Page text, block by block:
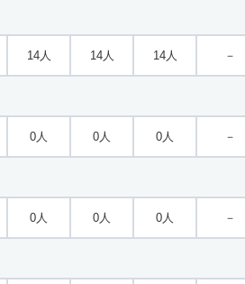
14人 14人 14人 －
0人 0人 0人 －
0人 0人 0人 －